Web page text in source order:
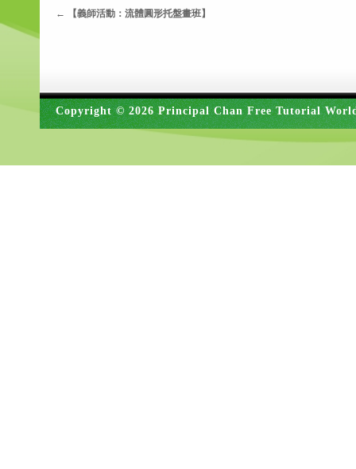
← 【義師活動：流體圓形托盤畫班】
Copyright © 2026 Principal Chan Free Tutorial